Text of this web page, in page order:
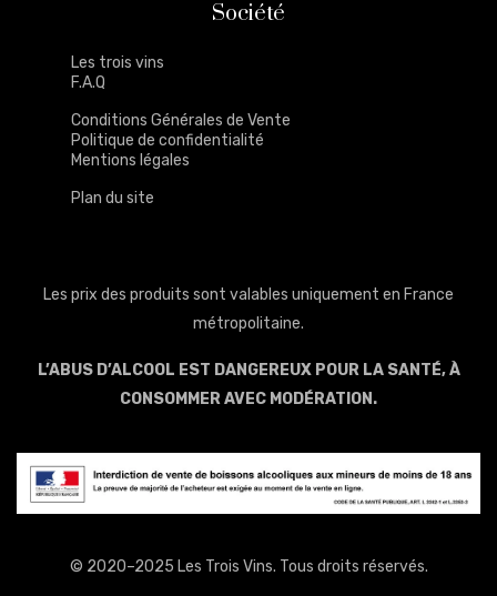
Société
Les trois vins
F.A.Q
Conditions Générales de Vente
Politique de confidentialité
Mentions légales
Plan du site
Les prix des produits sont valables uniquement en France
métropolitaine.
L’ABUS D’ALCOOL EST DANGEREUX POUR LA SANTÉ, À
CONSOMMER AVEC MODÉRATION.
© 2020–2025 Les Trois Vins. Tous droits réservés.